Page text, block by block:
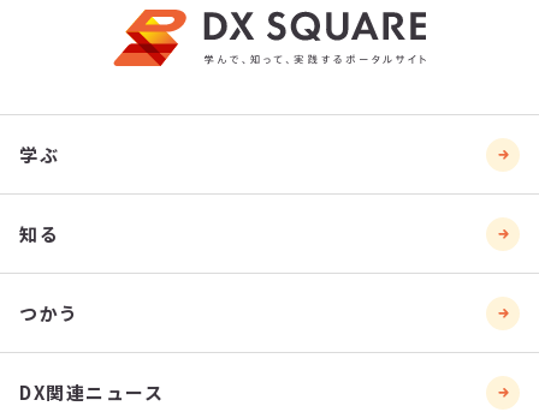
学ぶ
知る
つかう
DX関連ニュース